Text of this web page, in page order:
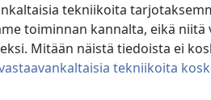
tekniikoita
toiminnan kannalta, eikä niitä
Mitään näistä tiedoista ei
tekniikoita
Dramatisoitu raamatunluku